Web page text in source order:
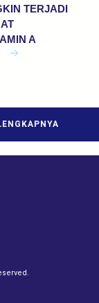
TERJADI
A
3 HAL YANG